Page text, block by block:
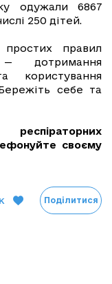
одужали 6867
250 дітей.
правил
— дотримання
користування
себе та
своєму
Поділитися